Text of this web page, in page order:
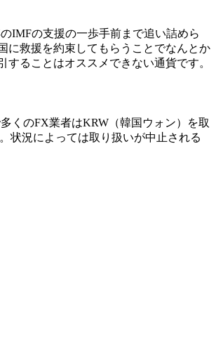
IMFの支援の一歩手前まで追い詰めら
に救援を約束してもらうことでなんとか
することはオススメできない通貨です。
くのFX業者はKRW（韓国ウォン）を取
状況によっては取り扱いが中止される